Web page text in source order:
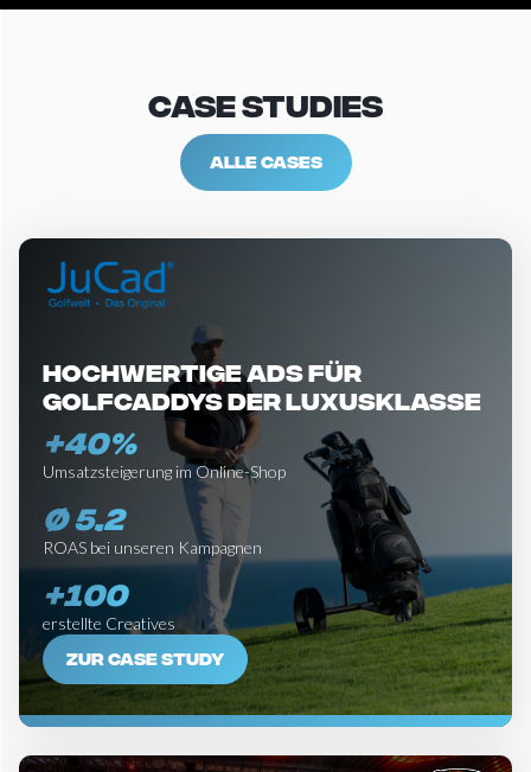
CASE STudies
ALLE CASES
Hochwertige Ads für
Golfcaddys der Luxusklasse
+40%
Umsatzsteigerung im Online-Shop
Ø 5,2
ROAS bei unseren Kampagnen
+100
erstellte Creatives
ZUR CASE STUDY